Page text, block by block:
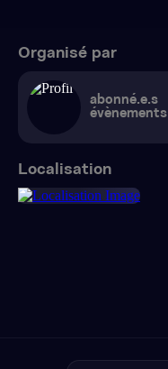
Organisé par
abonné.e.s
évènements
Localisation